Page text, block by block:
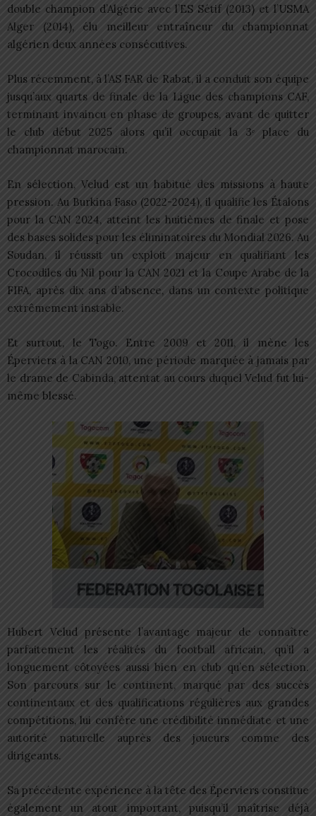
double champion d’Algérie avec l’ES Sétif (2013) et l’USMA
Alger (2014), élu meilleur entraîneur du championnat
algérien deux années consécutives.
Plus récemment, à l’AS FAR de Rabat, il a conduit son équipe
jusqu’aux quarts de finale de la Ligue des champions CAF,
terminant invaincu en phase de groupes, avant de quitter
le club début 2025 alors qu’il occupait la 3ᵉ place du
championnat marocain.
En sélection, Velud est un habitué des missions à haute
pression. Au Burkina Faso (2022-2024), il qualifie les Étalons
pour la CAN 2024, atteint les huitièmes de finale et pose
des bases solides pour les éliminatoires du Mondial 2026. Au
Soudan, il réussit un exploit majeur en qualifiant les
Crocodiles du Nil pour la CAN 2021 et la Coupe Arabe de la
FIFA, après dix ans d’absence, dans un contexte politique
extrêmement instable.
Et surtout, le Togo. Entre 2009 et 2011, il mène les
Éperviers à la CAN 2010, une période marquée à jamais par
le drame de Cabinda, attentat au cours duquel Velud fut lui-
même blessé.
Hubert Velud présente l’avantage majeur de connaître
parfaitement les réalités du football africain, qu’il a
longuement côtoyées aussi bien en club qu’en sélection.
Son parcours sur le continent, marqué par des succès
continentaux et des qualifications régulières aux grandes
compétitions, lui confère une crédibilité immédiate et une
autorité naturelle auprès des joueurs comme des
dirigeants.
Sa précédente expérience à la tête des Éperviers constitue
également un atout important, puisqu’il maîtrise déjà